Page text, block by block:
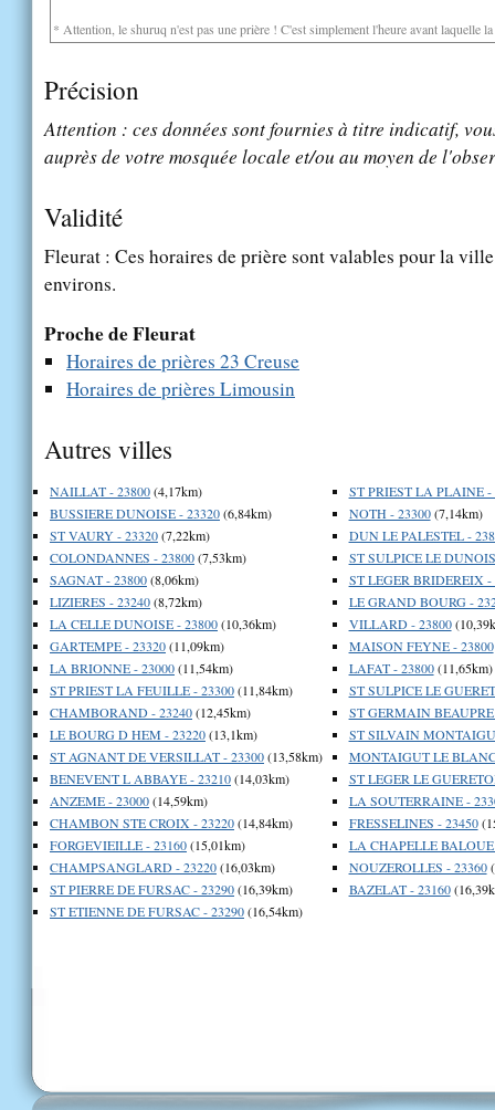
* Attention, le shuruq n'est pas une prière ! C'est simplement l'heure avant laquelle
Précision
Attention : ces données sont fournies à titre indicatif,
auprès de votre mosquée locale et/ou au moyen de
Validité
Fleurat : Ces horaires de prière sont valables pour la
environs.
Proche de Fleurat
Horaires de prières 23 Creuse
Horaires de prières Limousin
Autres villes
NAILLAT - 23800(4,17km)
BUSSIERE DUNOISE - 23320(6,84km)
ST VAURY - 23320(7,22km)
COLONDANNES - 23800(7,53km)
SAGNAT - 23800(8,06km)
LIZIERES - 23240(8,72km)
LA CELLE DUNOISE - 23800(10,36km)
GARTEMPE - 23320(11,09km)
LA BRIONNE - 23000(11,54km)
ST PRIEST LA FEUILLE - 23300(11,84km)
CHAMBORAND - 23240(12,45km)
LE BOURG D HEM - 23220(13,1km)
ST AGNANT DE VERSILLAT - 23300(13,58km)
BENEVENT L ABBAYE - 23210(14,03km)
ANZEME - 23000(14,59km)
CHAMBON STE CROIX - 23220(14,84km)
FORGEVIEILLE - 23160(15,01km)
CHAMPSANGLARD - 23220(16,03km)
ST PIERRE DE FURSAC - 23290(16,39km)
ST ETIENNE DE FURSAC - 23290(16,54km)
ST PRIEST LA PLAINE -
NOTH - 23300(7,14km)
DUN LE PALESTEL -
ST SULPICE LE
ST LEGER BRIDEREIX -
LE GRAND BOURG -
VILLARD - 23800
MAISON FEYNE - 23800
LAFAT - 23800(11,65km)
ST SULPICE LE
ST GERMAIN BEAUPRE
ST SILVAIN
MONTAIGUT LE
ST LEGER LE
LA SOUTERRAINE -
FRESSELINES - 23450
LA CHAPELLE BALOUE
NOUZEROLLES - 23360
BAZELAT - 23160